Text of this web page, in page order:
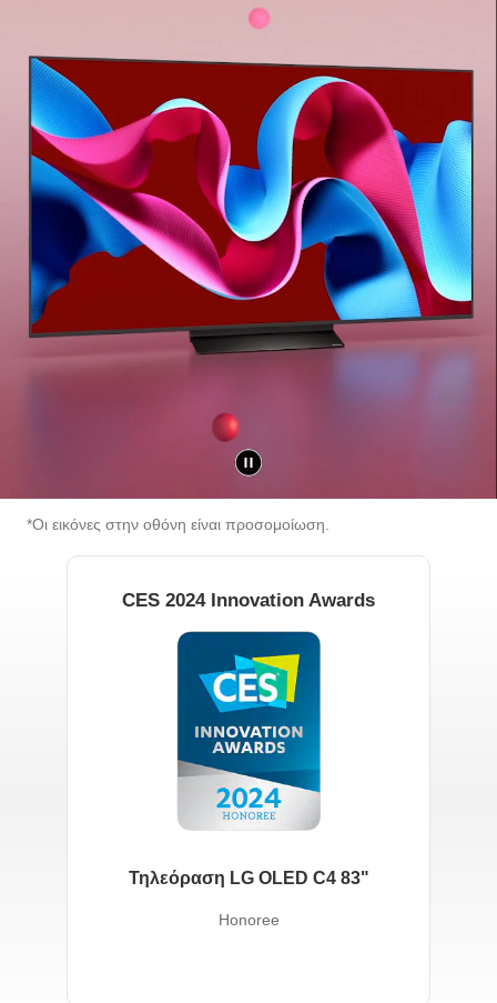
*Οι εικόνες στην οθόνη είναι προσομοίωση.
CES 2024 Innovation Awards
Τηλεόραση LG OLED C4 83"
Honoree